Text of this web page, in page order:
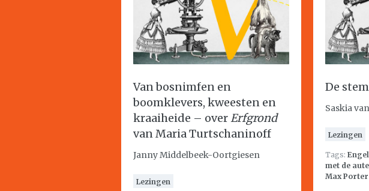
Van bosnimfen en
boomklevers, kweesten en
kraaiheide – overErfgrond
van Maria Turtschaninoff
Janny Middelbeek-Oortgiesen
Lezingen
De
Saskia
Lezingen
Tags:
met de
Max Porter